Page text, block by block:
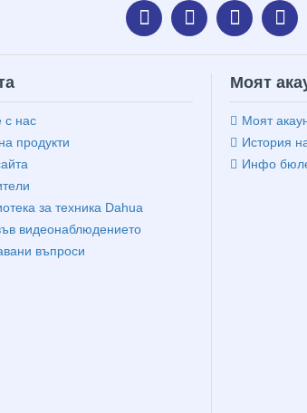
с нас
продукти
за техника Dahua
видеонаблюдението
въпроси
Моят
Моят
История
Инфо